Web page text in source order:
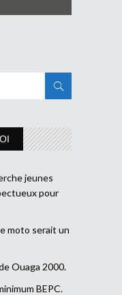
jeunes
pour
moto serait un
Ouaga 2000.
BEPC.